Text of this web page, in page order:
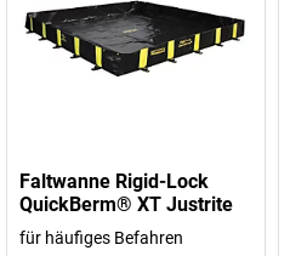
Faltwanne Rigid-Lock
QuickBerm® XT Justrite
für häufiges Befahren